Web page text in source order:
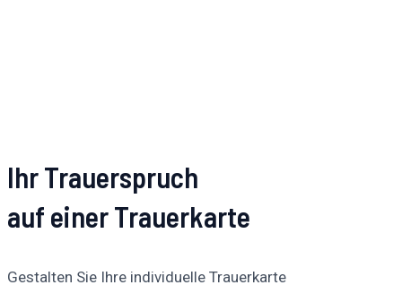
Ihr Trauerspruch
auf einer Trauerkarte
Gestalten Sie Ihre individuelle Trauerkarte